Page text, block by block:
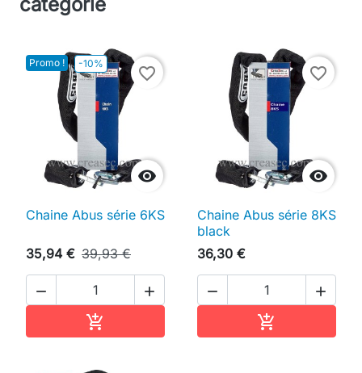
Promo ! -10%

favorite_border
Chaine Abus série 6KS
35,94 € 39,93 €
 


favorite_border
Chaine Abus série 8KS
black
36,30 €
 
